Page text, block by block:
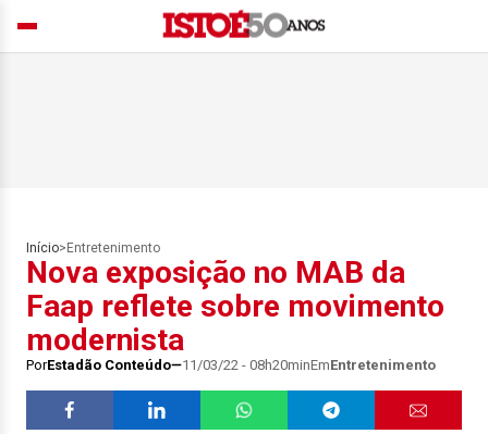
Início> Entretenimento
Nova exposição no MAB da
Faap reflete sobre movimento
modernista
PorEstadão Conteúdo 11/03/22 - 08h20minEmEntretenimento